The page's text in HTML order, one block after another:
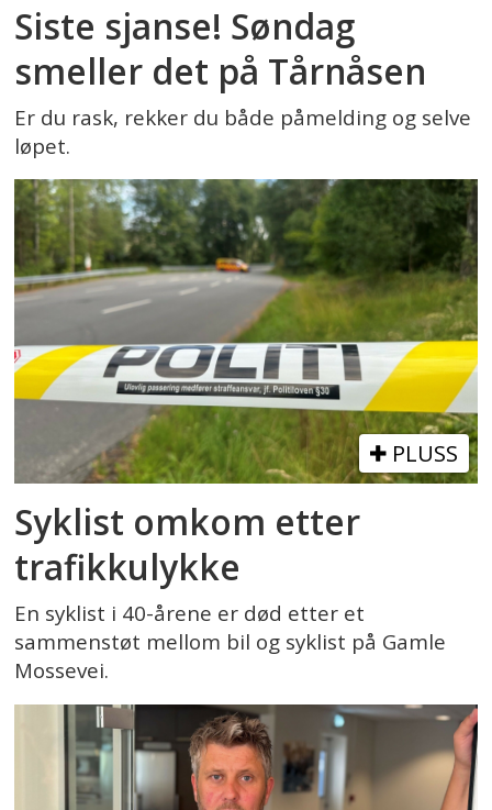
Siste sjanse! Søndag
smeller det på Tårnåsen
Er du rask, rekker du både påmelding og selve
løpet.
PLUSS
Syklist omkom etter
trafikkulykke
En syklist i 40-årene er død etter et
sammenstøt mellom bil og syklist på Gamle
Mossevei.